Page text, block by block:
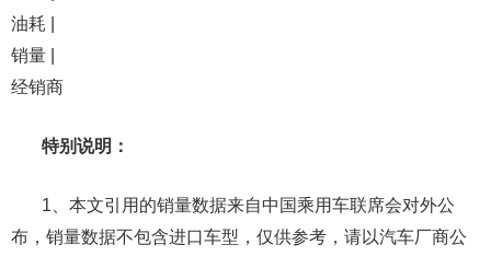
油耗 |
销量 |
经销商
特别说明：
1、本文引用的销量数据来自中国乘用车联席会对外公
布，销量数据不包含进口车型，仅供参考，请以汽车厂商公